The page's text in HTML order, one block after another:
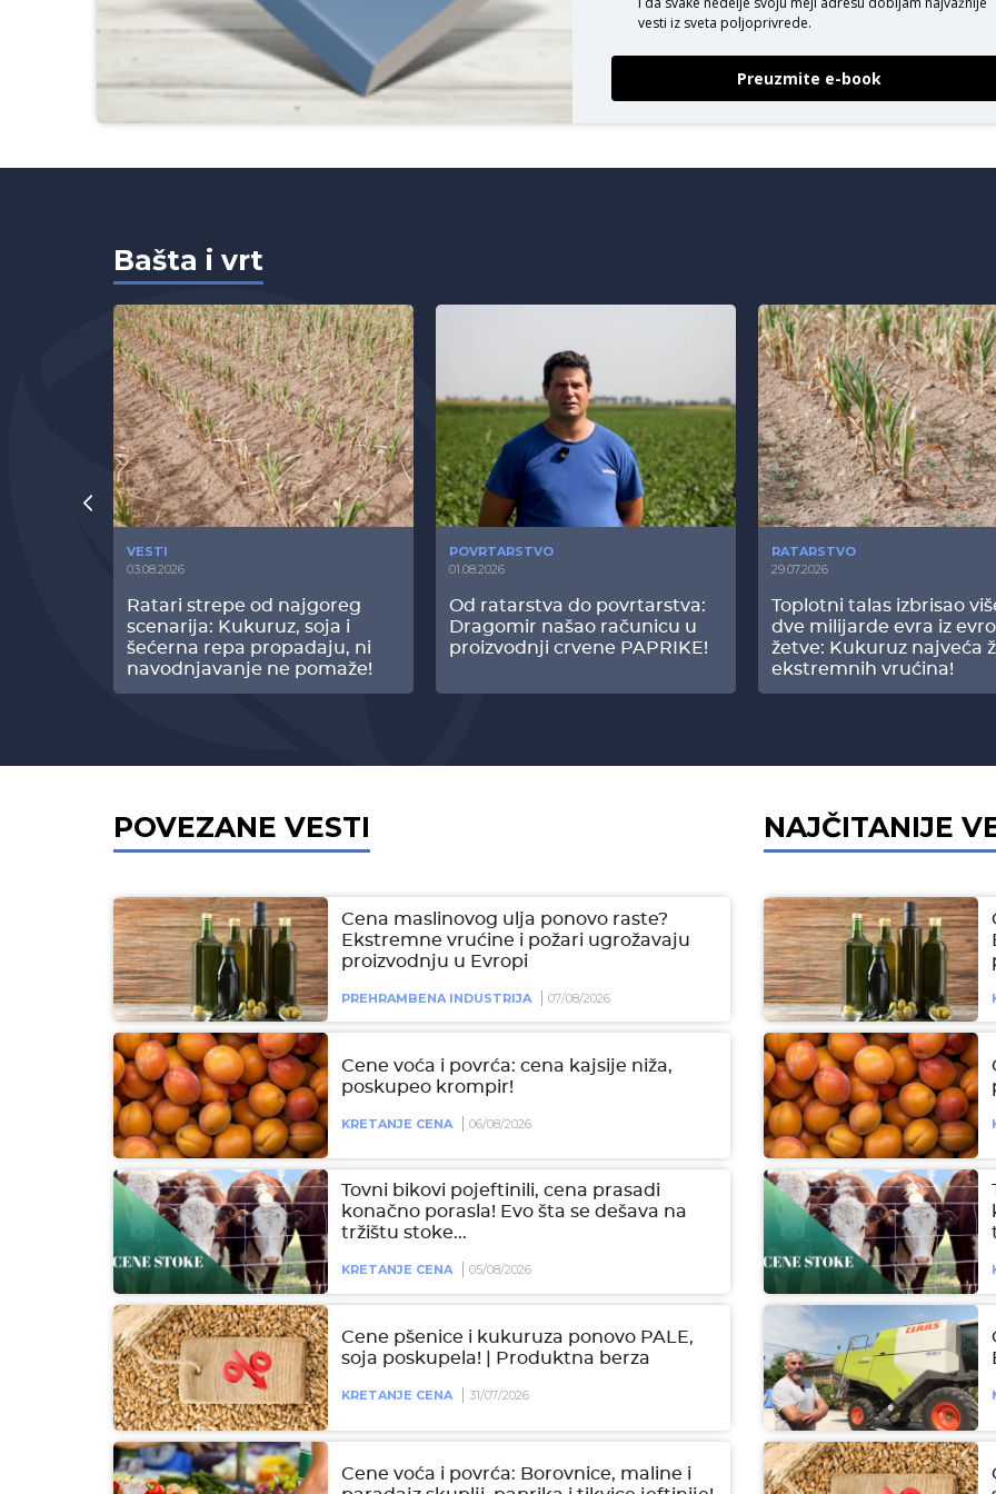
vesti iz sveta poljoprivrede.
Preuzmite e-book
Bašta i vrt
VESTI
03.08.2026
Ratari strepe od najgoreg
scenarija: Kukuruz, soja i
šećerna repa propadaju, ni
navodnjavanje ne pomaže!
POVRTARSTVO
01.08.2026
Od ratarstva do povrtarstva:
Dragomir našao računicu u
proizvodnji crvene PAPRIKE!
RATARSTVO
29.07.2026
Toplotni talas izbrisao
dve milijarde evra iz
žetve: Kukuruz najveća
ekstremnih vrućina!
POVEZANE VESTI
Cena maslinovog ulja ponovo raste?
Ekstremne vrućine i požari ugrožavaju
proizvodnju u Evropi
PREHRAMBENA INDUSTRIJA 07/08/2026
Cene voća i povrća: cena kajsije niža,
poskupeo krompir!
KRETANJE CENA 06/08/2026
Tovni bikovi pojeftinili, cena prasadi
konačno porasla! Evo šta se dešava na
tržištu stoke...
KRETANJE CENA 05/08/2026
Cene pšenice i kukuruza ponovo PALE,
soja poskupela! | Produktna berza
KRETANJE CENA 31/07/2026
Cene voća i povrća: Borovnice, maline i
NAJČITANIJE